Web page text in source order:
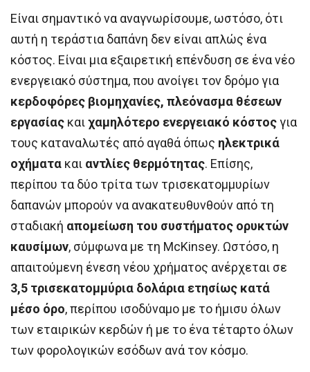
Είναι σημαντικό να αναγνωρίσουμε, ωστόσο, ότι
αυτή η τεράστια δαπάνη δεν είναι απλώς ένα
κόστος. Είναι μια εξαιρετική επένδυση σε ένα νέο
ενεργειακό σύστημα, που ανοίγει τον δρόμο για
κερδοφόρες βιομηχανίες, πλεόνασμα θέσεων
εργασίας καιχαμηλότερο ενεργειακό κόστοςγια
τους καταναλωτές από αγαθά όπως ηλεκτρικά
οχήματα και αντλίες θερμότητας. Επίσης,
περίπου τα δύο τρίτα των τρισεκατομμυρίων
δαπανών μπορούν να ανακατευθυνθούν από τη
σταδιακή απομείωση του συστήματος ορυκτών
καυσίμων, σύμφωνα με τη McKinsey. Ωστόσο, η
απαιτούμενη ένεση νέου χρήματος ανέρχεται σε
3,5 τρισεκατομμύρια δολάρια ετησίως κατά
μέσο όρο, περίπου ισοδύναμο με το ήμισυ όλων
των εταιρικών κερδών ή με το ένα τέταρτο όλων
των φορολογικών εσόδων ανά τον κόσμο.